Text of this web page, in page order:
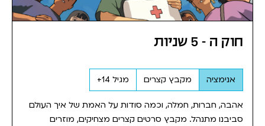
חוק ה - 5 שניות
אנימציה מקבץ קצרים מגיל 14+
אהבה, חברות, חמלה, וכמה סודות על האמת של איך העולם
סביבנו מתנהל. מקבץ סרטים קצרים מצחיקים, מוזרים